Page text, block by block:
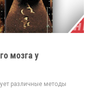
мозга у
различные методы